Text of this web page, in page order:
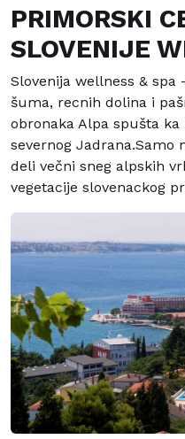
PRIMORSKI
SLOVENIJE
Slovenija wellness &
šuma, recnih dolina i
obronaka Alpa spušta
severnog Jadrana.Samo
deli večni sneg alpskih
vegetacije slovenackog